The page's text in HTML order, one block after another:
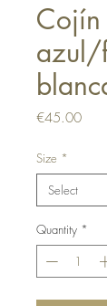
Cojín
azul/
€45.00Price
Size *
Quantity *